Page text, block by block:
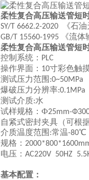
柔性复合高压输送管短
SY/T 6662.2-2020 《石
GB/T 15560-1995
《流
柔性复合高压输送管短
控制系统： PLC
操作界面： 10寸彩色触
测试压力范围 :0~50MPa
爆破压力分辨率:0.1MPa
测试介质:水
试样规格：Ф25mm-
自紧式密封夹具（可根
介质温度范围 :常温-80℃
规格：
电压： AC220V 50HZ
基本配置：